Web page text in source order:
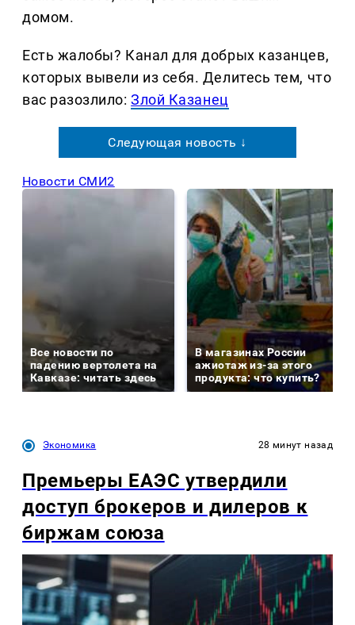
домом.
Есть жалобы? Канал для добрых казанцев,
которых вывели из себя. Делитеcь тем, что
вас разозлило:Злой Казанец
Следующая новость ↓
Новости СМИ2
Все новости по
падению вертолета на
Кавказе: читать здесь
В магазинах России
ажиотаж из-за этого
продукта: что купить?
Экономика 28 минут назад
Премьеры ЕАЭС утвердили
доступ брокеров и дилеров к
биржам союза